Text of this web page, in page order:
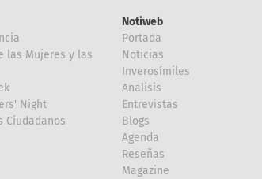
las Mujeres y las
Night
Ciudadanos
Notiweb
Portada
Noticias
Inverosímiles
Analisis
Entrevistas
Blogs
Agenda
Reseñas
Magazine